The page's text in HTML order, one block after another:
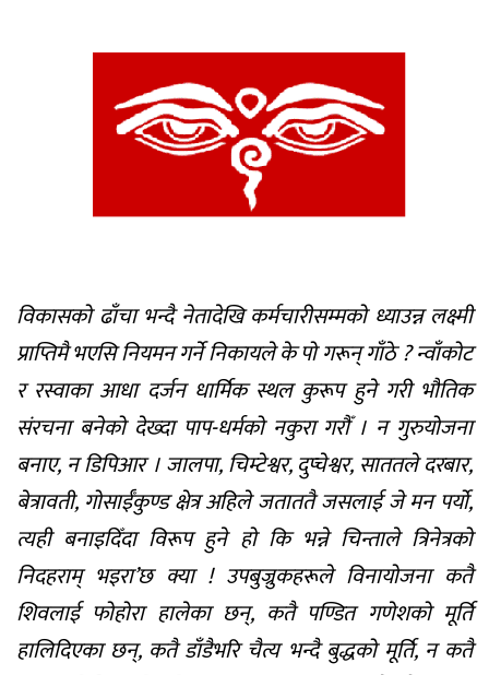
विकासको ढाँचा भन्दै नेतादेखि कर्मचारीसम्मको ध्याउन्न लक्ष्मी
प्राप्तिमै भएसि नियमन गर्ने निकायले के पो गरून् गाँठे ? न्वाँकोट
र रस्वाका आधा दर्जन धार्मिक स्थल कुरूप हुने गरी भौतिक
संरचना बनेको देख्दा पाप-धर्मको नकुरा गरौँ । न गुरुयोजना
बनाए, न डिपिआर । जालपा, चिम्टेश्वर, दुप्चेश्वर, साततले दरबार,
बेत्रावती, गोसाईँकुण्ड क्षेत्र अहिले जताततै जसलाई जे मन पर्यो,
त्यही बनाइदिँदा विरूप हुने हो कि भन्ने चिन्ताले त्रिनेत्रको
निदहराम् भइरा’छ क्या ! उपबुज्रुकहरूले विनायोजना कतै
शिवलाई फोहोरा हालेका छन्, कतै पण्डित गणेशको मूर्ति
हालिदिएका छन्, कतै डाँडैभरि चैत्य भन्दै बुद्धको मूर्ति, न कतै